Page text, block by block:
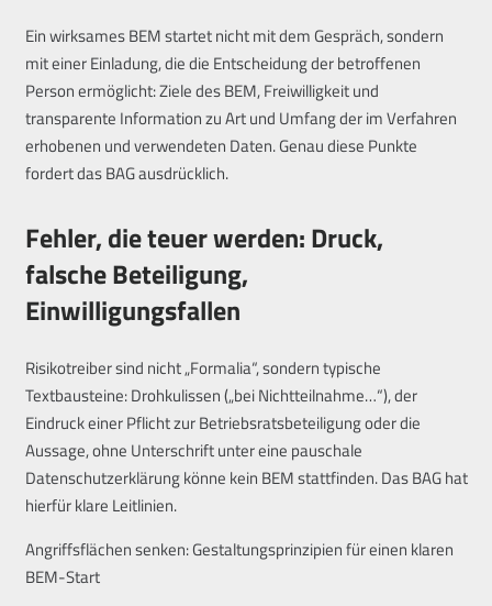
Ein wirksames BEM startet nicht mit dem Gespräch, sondern
mit einer Einladung, die die Entscheidung der betroffenen
Person ermöglicht: Ziele des BEM, Freiwilligkeit und
transparente Information zu Art und Umfang der im Verfahren
erhobenen und verwendeten Daten. Genau diese Punkte
fordert das BAG ausdrücklich.
Fehler, die teuer werden: Druck,
falsche Beteiligung,
Einwilligungsfallen
Risikotreiber sind nicht „Formalia“, sondern typische
Textbausteine: Drohkulissen („bei Nichtteilnahme…“), der
Eindruck einer Pflicht zur Betriebsratsbeteiligung oder die
Aussage, ohne Unterschrift unter eine pauschale
Datenschutzerklärung könne kein BEM stattfinden. Das BAG hat
hierfür klare Leitlinien.
Angriffsflächen senken: Gestaltungsprinzipien für einen klaren
BEM-Start